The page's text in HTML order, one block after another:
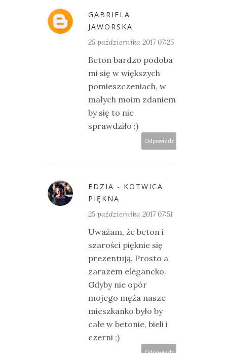
GABRIELA
JAWORSKA
25 października 2017 07:25
Beton bardzo podoba
mi się w większych
pomieszczeniach, w
małych moim zdaniem
by się to nie
sprawdziło :)
Odpowiedz
EDZIA - KOTWICA
PIĘKNA
25 października 2017 07:51
Uważam, że beton i
szarości pięknie się
prezentują. Prosto a
zarazem elegancko.
Gdyby nie opór
mojego męża nasze
mieszkanko było by
całe w betonie, bieli i
czerni ;)